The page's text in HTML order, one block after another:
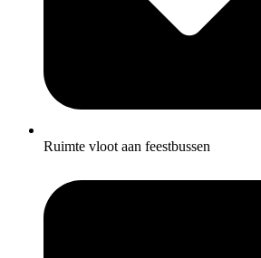
Ruimte vloot aan feestbussen